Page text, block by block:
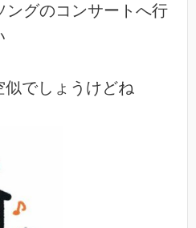
ングのコンサートへ行
似でしょうけどね